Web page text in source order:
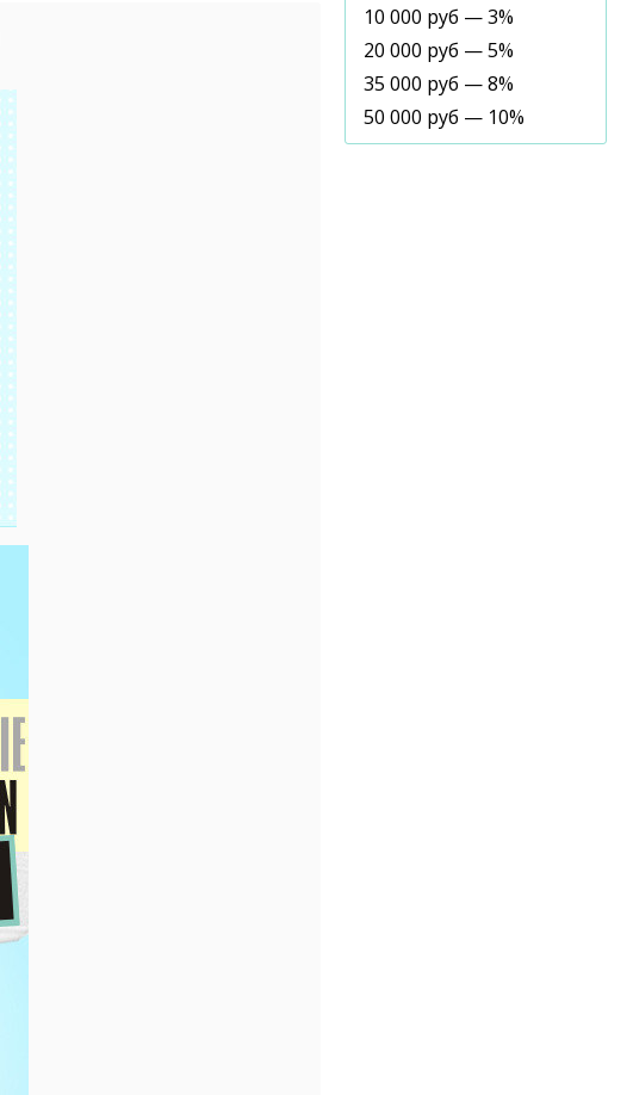
10 000 руб — 3%
20 000 руб — 5%
35 000 руб — 8%
50 000 руб — 10%